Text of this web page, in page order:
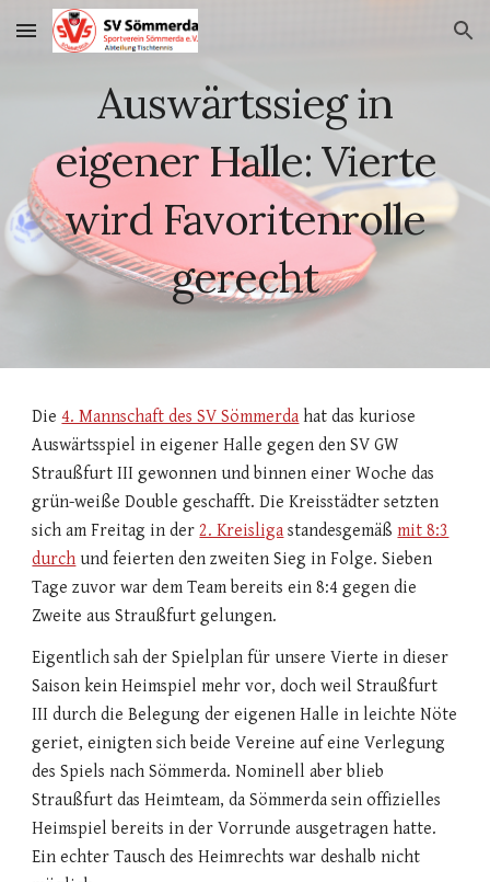
Skip to main content Skip to navigation
Auswärtssieg in
eigener Halle: Vierte
wird Favoritenrolle
gerecht
Die4. Mannschaft des SV Sömmerda hat das kuriose
Auswärtsspiel in eigener Halle gegen den SV GW
Straußfurt III gewonnen und binnen einer Woche das
grün-weiße Double geschafft. Die Kreisstädter setzten
sich am Freitag in der2. Kreisliga standesgemäßmit 8:3
durch und feierten den zweiten Sieg in Folge. Sieben
Tage zuvor war dem Team bereits ein 8:4 gegen die
Zweite aus Straußfurt gelungen.
Eigentlich sah der Spielplan für unsere Vierte in dieser
Saison kein Heimspiel mehr vor, doch weil Straußfurt
III durch die Belegung der eigenen Halle in leichte Nöte
geriet, einigten sich beide Vereine auf eine Verlegung
des Spiels nach Sömmerda. Nominell aber blieb
Straußfurt das Heimteam, da Sömmerda sein offizielles
Heimspiel bereits in der Vorrunde ausgetragen hatte.
Ein echter Tausch des Heimrechts war deshalb nicht